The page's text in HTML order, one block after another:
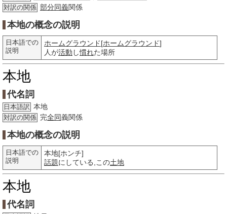
対訳の関係 部分同義関係
本地の概念の説明
日本語での
説明
ホームグラウンド[ホームグラウンド]
人が活動 し慣れた場所
本地
代名詞
日本語訳 本地
対訳の関係 完全同義関係
本地の概念の説明
日本語での
説明
本地[ホンチ]
話題にしている,この土地
本地
代名詞